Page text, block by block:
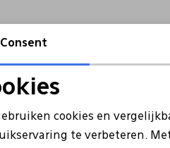
cookies
cookies
Consent
cookies en
te verbeteren.